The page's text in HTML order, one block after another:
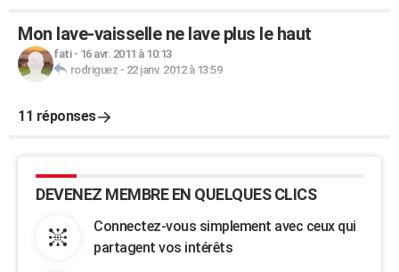
Mon lave-vaisselle ne lave plus le haut
fati- 16 avr. 2011 à 10:13
rodriguez - 22 janv. 2012 à 13:59
11 réponses
DEVENEZ MEMBRE EN QUELQUES CLICS
Connectez-vous simplement avec ceux qui
partagent vos intérêts